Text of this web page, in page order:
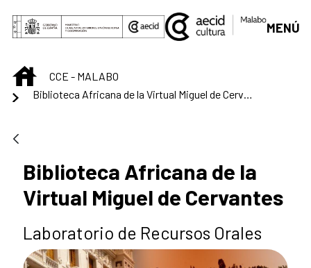
Skip to Main Content
MENÚ
INICIOCCE - MALABO
Biblioteca Africana de la Virtual Miguel de Cervantes
Biblioteca Africana de la
Virtual Miguel de Cervantes
Laboratorio de Recursos Orales